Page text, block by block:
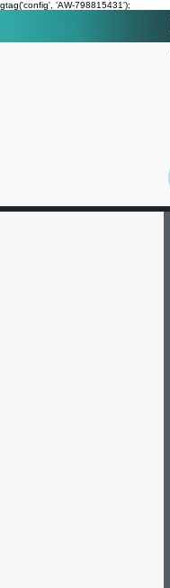
gtag('config', 'AW-798815431');